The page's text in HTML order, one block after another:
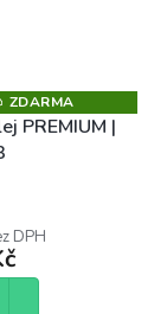
Z
D
A
R
ZDARMA
PREMIUM |
DPH